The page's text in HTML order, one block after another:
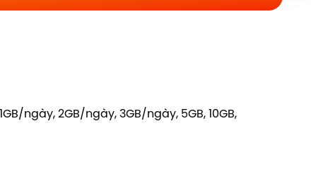
ngày, 2GB/ngày, 3GB/ngày, 5GB, 10GB,